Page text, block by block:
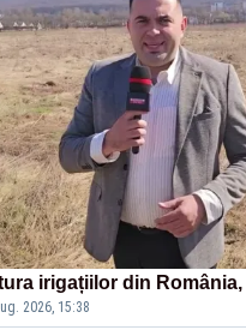
irigațiilor din
2026, 15:38